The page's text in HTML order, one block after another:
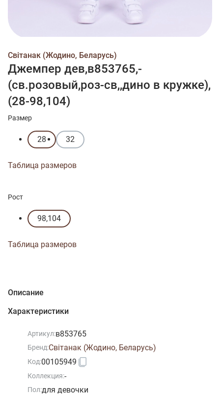
Свiтанак (Жодино, Беларусь)
Джемпер дев,в853765,-
(св.розовый,роз-св,,дино в кружке),
(28-98,104)
Размер
28 32
Таблица размеров
Рост
98,104
Таблица размеров
Описание
Характеристики
Артикул:в853765
Бренд:Свiтанак (Жодино, Беларусь)
Код:00105949
Коллекция:-
Пол:для девочки